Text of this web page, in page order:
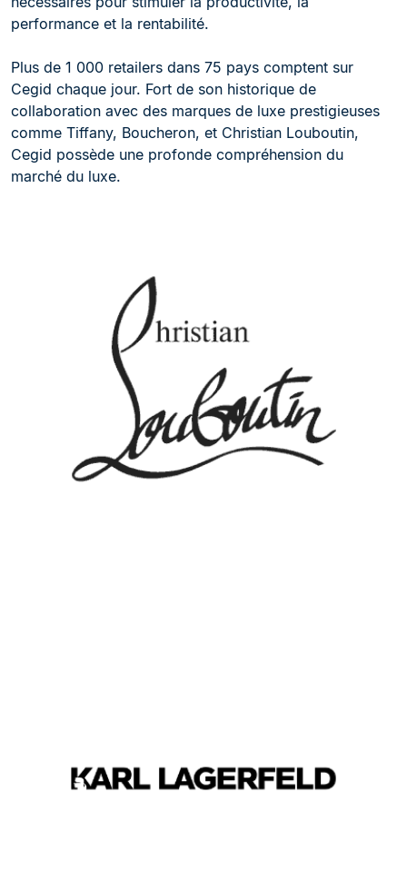
performance et la rentabilité.
Plus de 1 000 retailers dans 75 pays comptent sur
Cegid chaque jour. Fort de son historique de
collaboration avec des marques de luxe prestigieuses
comme Tiffany, Boucheron, et Christian Louboutin,
Cegid possède une profonde compréhension du
marché du luxe.